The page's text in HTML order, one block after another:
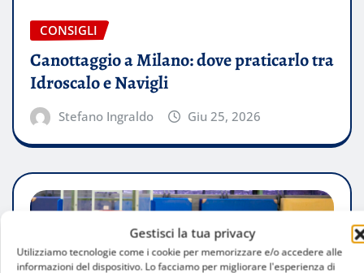
Gestisci la tua privacy
Utilizziamo tecnologie come i cookie per memorizzare e/o accedere alle
informazioni del dispositivo. Lo facciamo per migliorare l'esperienza di
CONSIGLI
Canottaggio a Milano: dove praticarlo tra
Idroscalo e Navigli
Stefano Ingraldo Giu 25, 2026